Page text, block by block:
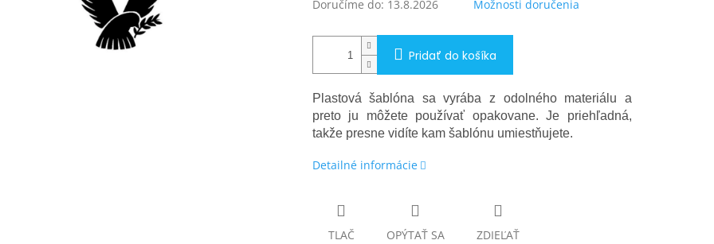
Doručíme do: 13.8.2026 Možnosti doručenia
Pridať do košíka
Plastová šablóna sa vyrába z odolného materiálu a
preto ju môžete používať opakovane. Je priehľadná,
takže presne vidíte kam šablónu umiestňujete.
Detailné informácie
TLAČ OPÝTAŤ SA ZDIEĽAŤ